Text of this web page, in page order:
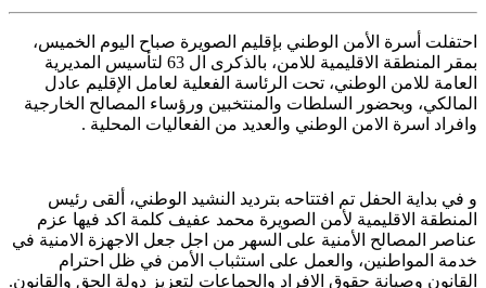
احتفلت أسرة الأمن الوطني بإقليم الصويرة صباح اليوم الخميس،
بمقر المنطقة
الاقليمية للامن، بالذكرى ال 63 لتأسيس المديرية
العامة للامن الوطني، تحت الرئاسة الفعلية لعامل الإقليم عادل
المالكي، وبحضور السلطات والمنتخبين ورؤساء المصالح الخارجية
وافراد اسرة الامن الوطني والعديد من الفعاليات المحلية .
و في بداية الحفل تم افتتاحه بترديد النشيد الوطني، ألقى رئيس
المنطقة الاقليمية لأمن الصويرة محمد عفيف كلمة اكد فيها عزم
عناصر المصالح الأمنية على السهر من اجل جعل الاجهزة الامنية في
خدمة المواطنين، والعمل على استثباب الأمن في ظل احترام
القانون وصيانة حقوق الافراد والجماعات لتعزيز دولة الحق والقانون.